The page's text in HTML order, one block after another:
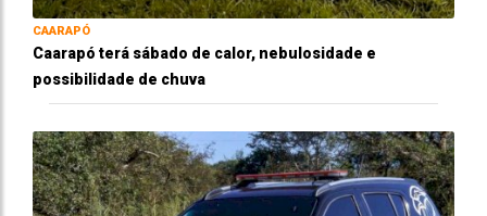
CAARAPÓ
Caarapó terá sábado de calor, nebulosidade e
possibilidade de chuva